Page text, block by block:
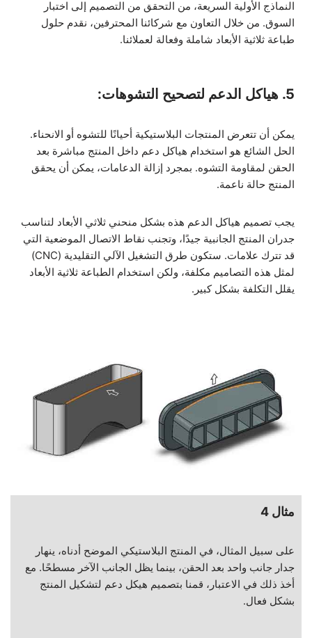
النماذج الأولية السريعة، من التحقق من التصميم إلى اختبار
السوق. من خلال التعاون مع شركائنا المحترفين، نقدم حلول
طباعة ثلاثية الأبعاد شاملة وفعالة لعملائنا.
5. هياكل الدعم لتصحيح التشوهات:
يمكن أن تتعرض المنتجات البلاستيكية أحيانًا للتشوه أو الانحناء.
الحل الشائع هو استخدام هياكل دعم داخل المنتج مباشرة بعد
الحقن لمقاومة التشوه. بمجرد إزالة الدعامات، يمكن أن يحقق
المنتج حالة ناعمة.
يجب تصميم هياكل الدعم هذه بشكل منحني ثلاثي الأبعاد لتناسب
جدران المنتج الجانبية جيدًا، وتجنب نقاط الاتصال الموضعية التي
قد تترك علامات. ستكون طرق التشغيل الآلي التقليدية (CNC)
لمثل هذه التصاميم مكلفة، ولكن استخدام الطباعة ثلاثية الأبعاد
يقلل التكلفة بشكل كبير.
مثال 4
على سبيل المثال، في المنتج البلاستيكي الموضح أدناه، ينهار
جدار جانب واحد بعد الحقن، بينما يظل الجانب الآخر مسطحًا. مع
أخذ ذلك في الاعتبار، قمنا بتصميم هيكل دعم لتشكيل المنتج
بشكل فعال.